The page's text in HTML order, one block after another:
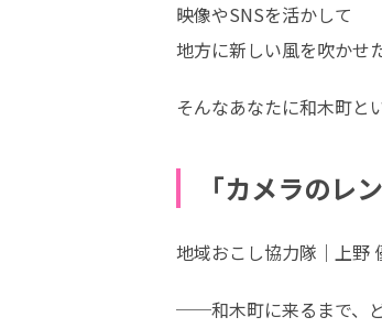
映像やSNSを活かして
地方に新しい風を吹かせ
そんなあなたに和木町と
「カメラのレ
地域おこし協力隊｜上野
──和木町に来るまで、